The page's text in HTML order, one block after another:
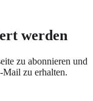
werden
zu abonnieren und
Mail zu erhalten.